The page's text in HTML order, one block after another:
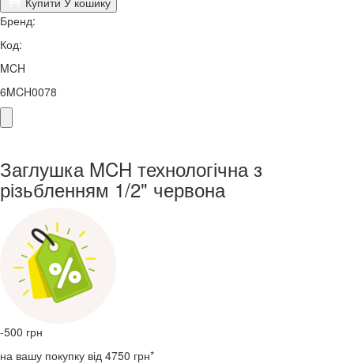
Бренд:
Код:
MCH
6MCH0078
Заглушка MCH технологічна з
різьбленням 1/2" червона
-500 грн
на вашу покупку від 4750 грн*